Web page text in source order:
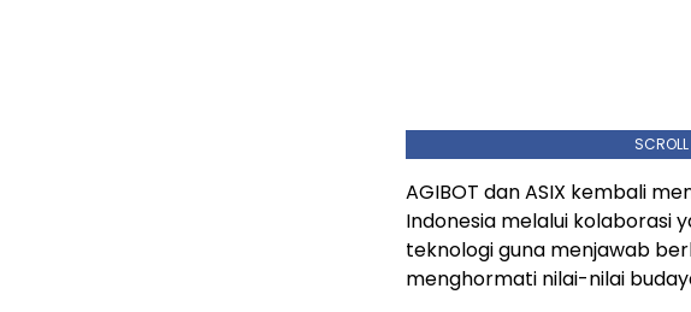
AGIBOT dan ASIX kembali
Indonesia melalui kolaborasi
teknologi guna menjawab
menghormati nilai-nilai